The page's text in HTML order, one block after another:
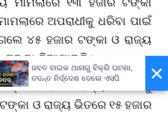
ଅପରାଧୀକୁ ଧରିବା ପାଇଁ
୪୫ ହଜାର ଟଙ୍କା ଓ ରାଜ୍ୟ
ଟଙ୍କା ଦିଆଯାଉଛି।
ମାମଲାରେ ରାଜ୍ୟ ବାହାରକୁ
ଓ ରାଜ୍ୟ ଭିତରେ ୧୫ ହଜାର
×
ଜବତ ବାଇକ ଥାନାରୁ ବିକ୍ରି ଘଟଣା,
ତଦନ୍ତ ନିର୍ଦ୍ଦେଶ ଦେଲେ ଏସପି